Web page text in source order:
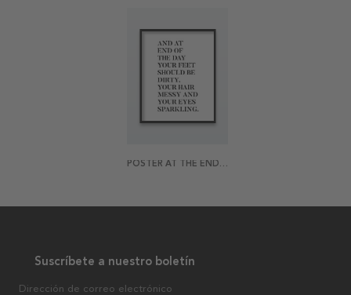
POSTER AT THE END OF THE DAY
Suscríbete a nuestro boletín
Dirección de correo electrónico